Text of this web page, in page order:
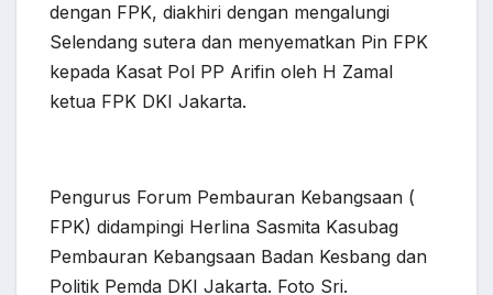
dengan FPK, diakhiri dengan mengalungi
Selendang sutera dan menyematkan Pin FPK
kepada Kasat Pol PP Arifin oleh H Zamal
ketua FPK DKI Jakarta.
Pengurus Forum Pembauran Kebangsaan (
FPK) didampingi Herlina Sasmita Kasubag
Pembauran Kebangsaan Badan Kesbang dan
Politik Pemda DKI Jakarta. Foto Sri.